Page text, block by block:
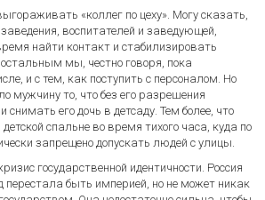
«коллег по цеху». Могу сказать,
воспитателей и заведующей,
найти контакт и стабилизировать
мы, честно говоря, пока
и с тем, как поступить с персоналом. Но
мужчину то, что без его разрешения
снимать его дочь в детсаду. Тем более, что
спальне во время тихого часа, куда по
запрещено допускать людей с улицы.
государственной идентичности. Россия
перестала быть империей, но не может никак